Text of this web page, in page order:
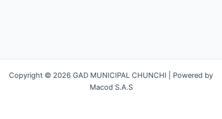
Copyright © 2026 GAD MUNICIPAL CHUNCHI | Powered by
Macod S.A.S